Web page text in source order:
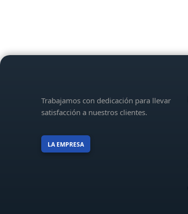
Trabajamos con dedicación para llevar
satisfacción a nuestros clientes.
LA EMPRESA